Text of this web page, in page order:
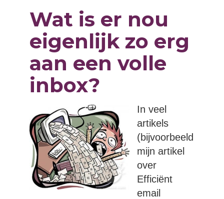
Wat is er nou
eigenlijk zo erg
aan een volle
inbox?
In veel
artikels
(bijvoorbeeld
mijn artikel
over
Efficiënt
email